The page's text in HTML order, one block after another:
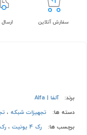
سفارش آنلاین
برند:
آلفا | Alfa
دسته ها:
تجهیزات شبکه ،
برچسب ها:
رک 4 یونیت ، رک Alfa